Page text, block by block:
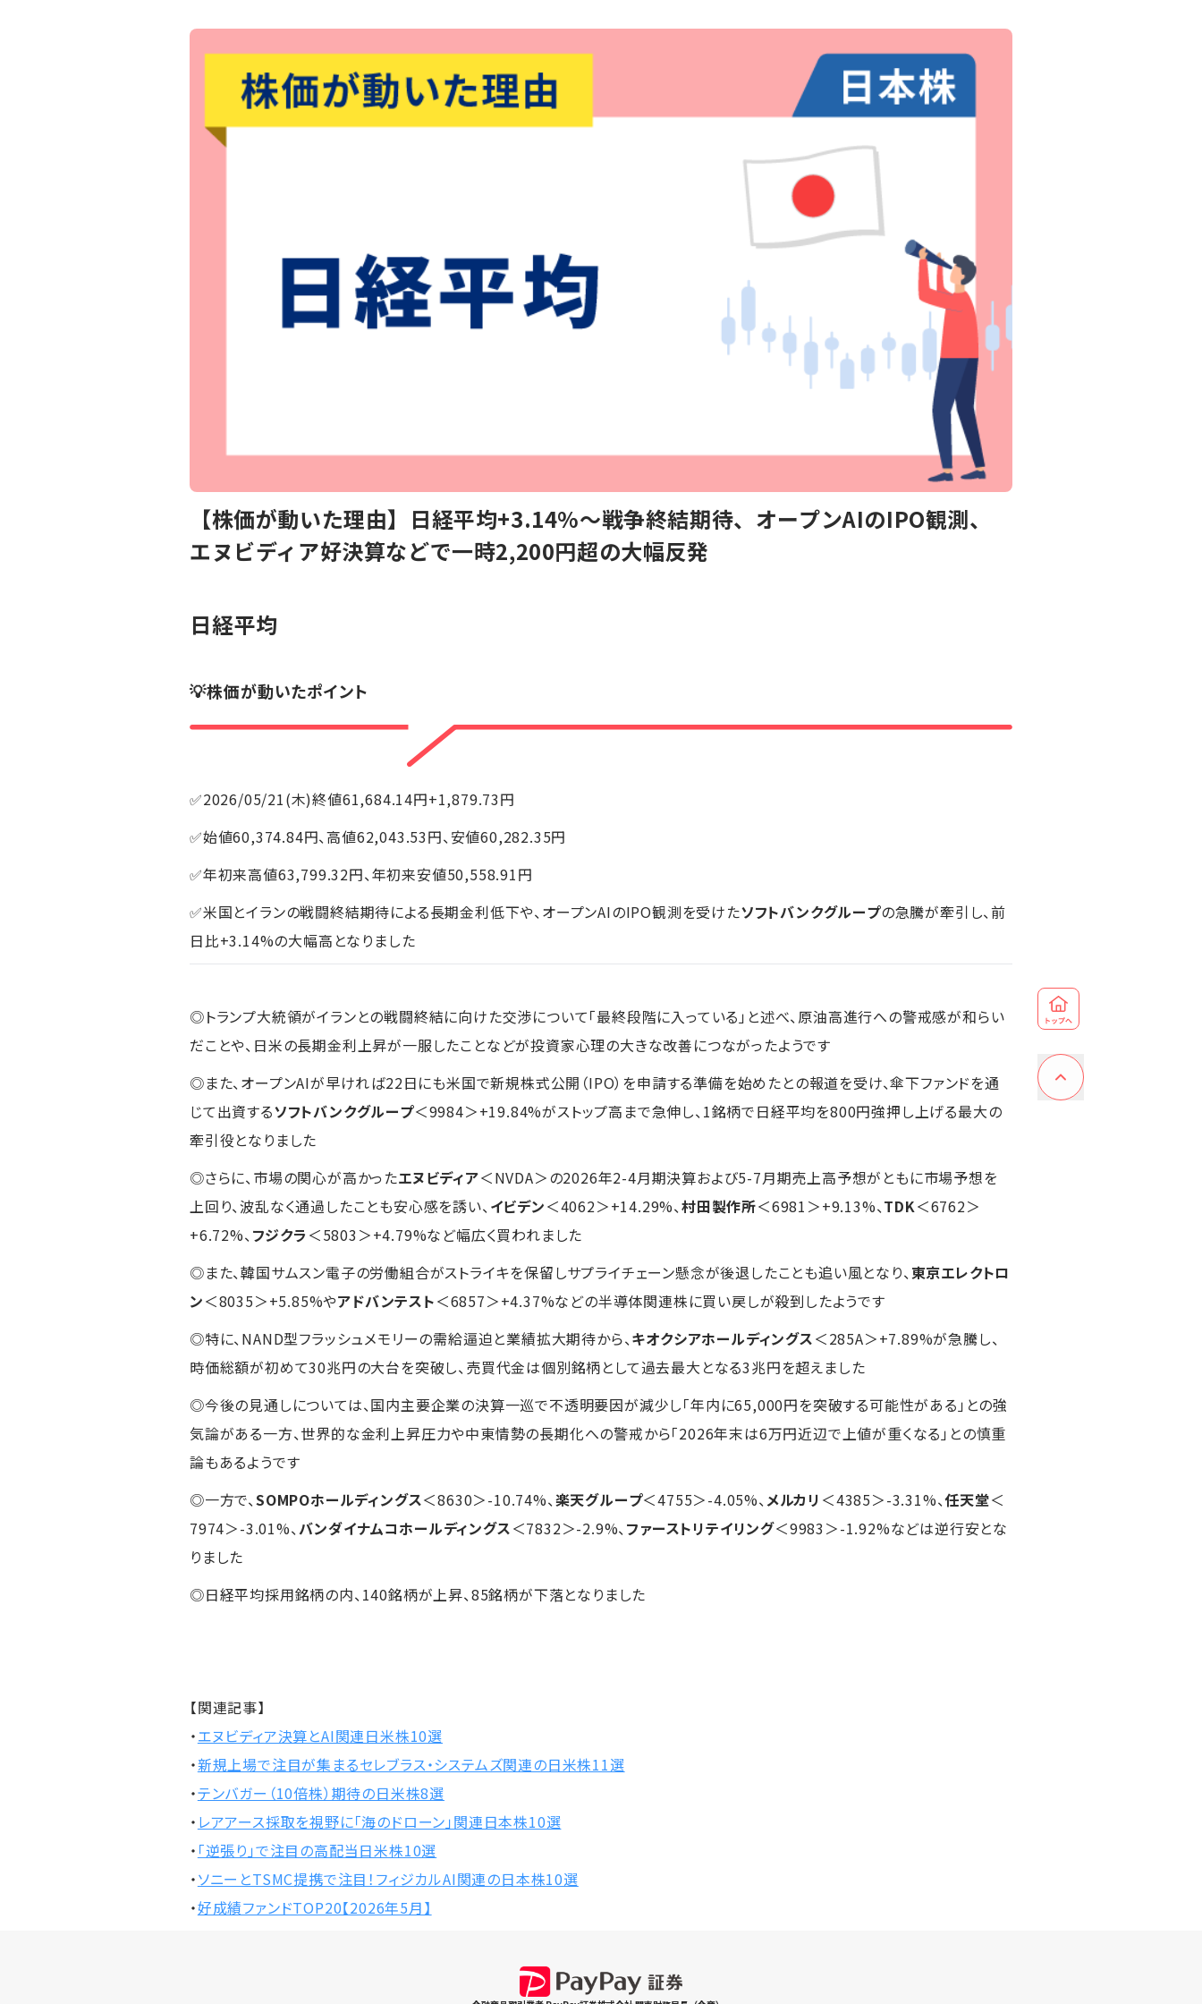
【株価が動いた理由】日経平均+3.14%～戦争終結期待、オープンAIのIPO観測、
エヌビディア好決算などで一時2,200円超の大幅反発
日経平均
💡株価が動いたポイント
✅2026/05/21(木)終値61,684.14円+1,879.73円
✅始値60,374.84円、高値62,043.53円、安値60,282.35円
✅年初来高値63,799.32円、年初来安値50,558.91円
✅米国とイランの戦闘終結期待による長期金利低下や、オープンAIのIPO観測を受けたソフトバンクグループの急騰が牽引し、前
日比+3.14%の大幅高となりました
◎トランプ大統領がイランとの戦闘終結に向けた交渉について「最終段階に入っている」と述べ、原油高進行への警戒感が和らい
だことや、日米の長期金利上昇が一服したことなどが投資家心理の大きな改善につながったようです
◎また、オープンAIが早ければ22日にも米国で新規株式公開（IPO）を申請する準備を始めたとの報道を受け、傘下ファンドを通
じて出資するソフトバンクグループ＜9984＞+19.84%がストップ高まで急伸し、1銘柄で日経平均を800円強押し上げる最大の
牽引役となりました
◎さらに、市場の関心が高かったエヌビディア＜NVDA＞の2026年2-4月期決算および5-7月期売上高予想がともに市場予想を
上回り、波乱なく通過したことも安心感を誘い、イビデン＜4062＞+14.29%、村田製作所＜6981＞+9.13%、TDK＜6762＞
+6.72%、フジクラ ＜5803＞+4.79%など幅広く買われました
◎また、韓国サムスン電子の労働組合がストライキを保留しサプライチェーン懸念が後退したことも追い風となり、東京エレクトロ
ン＜8035＞+5.85%やアドバンテスト＜6857＞+4.37%などの半導体関連株に買い戻しが殺到したようです
◎特に、NAND型フラッシュメモリーの需給逼迫と業績拡大期待から、キオクシアホールディングス＜285A＞+7.89%が急騰し、
時価総額が初めて30兆円の大台を突破し、売買代金は個別銘柄として過去最大となる3兆円を超えました
◎今後の見通しについては、国内主要企業の決算一巡で不透明要因が減少し「年内に65,000円を突破する可能性がある」との強
気論がある一方、世界的な金利上昇圧力や中東情勢の長期化への警戒から「2026年末は6万円近辺で上値が重くなる」との慎重
論もあるようです
◎一方で、SOMPOホールディングス＜8630＞-10.74%、楽天グループ＜4755＞-4.05%、メルカリ ＜4385＞-3.31%、任天堂＜
7974＞-3.01%、バンダイナムコホールディングス＜7832＞-2.9%、ファーストリテイリング＜9983＞-1.92%などは逆行安とな
りました
◎日経平均採用銘柄の内、140銘柄が上昇、85銘柄が下落となりました
【関連記事】
・エヌビディア決算とAI関連日米株10選
・新規上場で注目が集まるセレブラス・システムズ関連の日米株11選
・テンバガー（10倍株）期待の日米株8選
・ レアアース採取を視野に「海のドローン」関連日本株10選
・ 「逆張り」で注目の高配当日米株10選
・ソニーとTSMC提携で注目！フィジカルAI関連の日本株10選
・好成績ファンドTOP20【2026年5月】